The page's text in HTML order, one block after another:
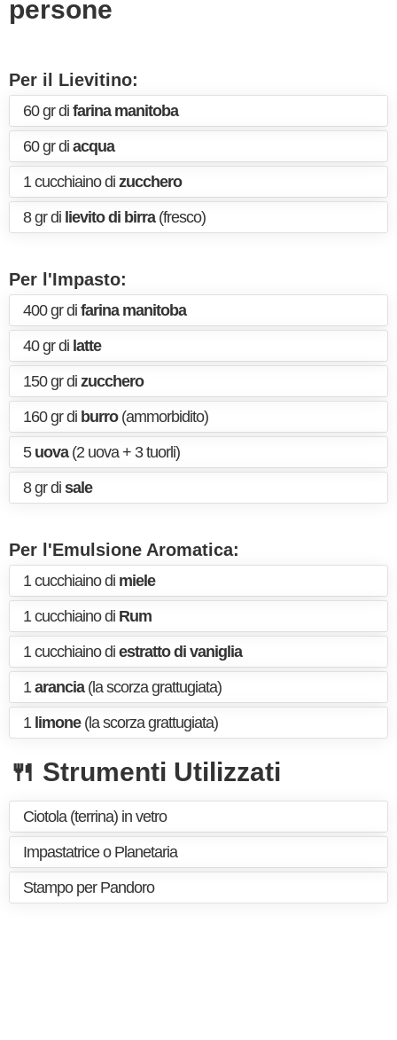
persone
Per il Lievitino:
60 gr di farina manitoba
60 gr di acqua
1 cucchiaino di zucchero
8 gr di lievito di birra(fresco)
Per l'Impasto:
400 gr di farina manitoba
40 gr di latte
150 gr di zucchero
160 gr di burro(ammorbidito)
5 uova(2 uova + 3 tuorli)
8 gr di sale
Per l'Emulsione Aromatica:
1 cucchiaino di miele
1 cucchiaino di Rum
1 cucchiaino di estratto di vaniglia
1arancia(la scorza grattugiata)
1 limone(la scorza grattugiata)
🍴 Strumenti Utilizzati
Ciotola (terrina) in vetro
Impastatrice o Planetaria
Stampo per Pandoro